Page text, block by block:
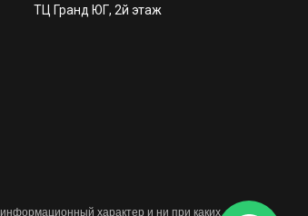
характер и ни при каких
ТЦ Гранд ЮГ, 2й этаж